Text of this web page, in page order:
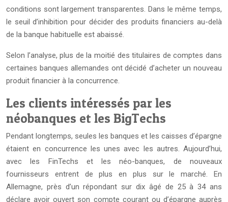
conditions sont largement transparentes. Dans le même temps,
le seuil d’inhibition pour décider des produits financiers au-delà
de la banque habituelle est abaissé.
Selon l’analyse, plus de la moitié des titulaires de comptes dans
certaines banques allemandes ont décidé d’acheter un nouveau
produit financier à la concurrence.
Les clients intéressés par les
néobanques et les BigTechs
Pendant longtemps, seules les banques et les caisses d’épargne
étaient en concurrence les unes avec les autres. Aujourd’hui,
avec les FinTechs et les néo-banques, de nouveaux
fournisseurs entrent de plus en plus sur le marché. En
Allemagne, près d’un répondant sur dix âgé de 25 à 34 ans
déclare avoir ouvert son compte courant ou d’épargne auprès